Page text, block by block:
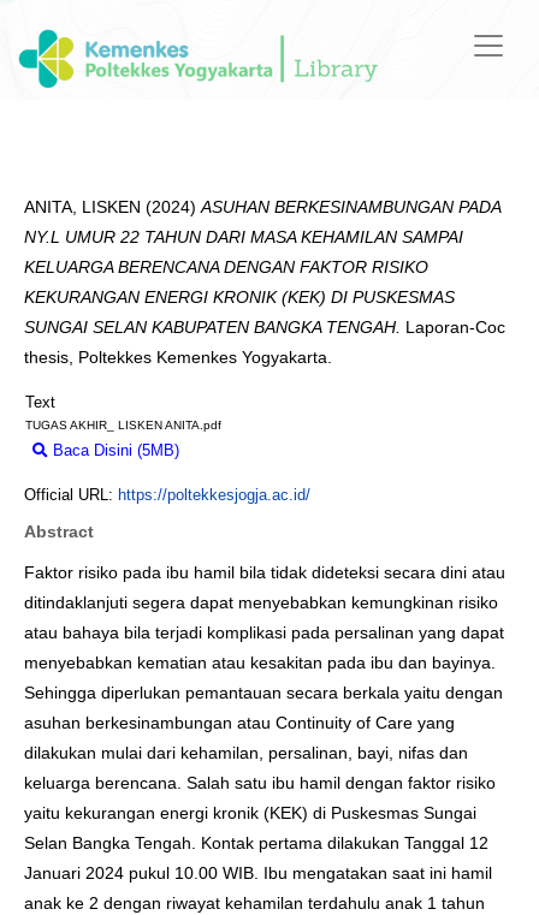
ANITA, LISKEN (2024)ASUHAN BERKESINAMBUNGAN PADA
NY.L UMUR 22 TAHUN DARI MASA KEHAMILAN SAMPAI
KELUARGA BERENCANA DENGAN FAKTOR RISIKO
KEKURANGAN ENERGI KRONIK (KEK) DI PUSKESMAS
SUNGAI SELAN KABUPATEN BANGKA TENGAH. Laporan-Coc
thesis, Poltekkes Kemenkes Yogyakarta.
Text
TUGAS AKHIR_ LISKEN ANITA.pdf
Baca Disini (5MB)
Official URL: https://poltekkesjogja.ac.id/
Abstract
Faktor risiko pada ibu hamil bila tidak dideteksi secara dini atau
ditindaklanjuti segera dapat menyebabkan kemungkinan risiko
atau bahaya bila terjadi komplikasi pada persalinan yang dapat
menyebabkan kematian atau kesakitan pada ibu dan bayinya.
Sehingga diperlukan pemantauan secara berkala yaitu dengan
asuhan berkesinambungan atau Continuity of Care yang
dilakukan mulai dari kehamilan, persalinan, bayi, nifas dan
keluarga berencana. Salah satu ibu hamil dengan faktor risiko
yaitu kekurangan energi kronik (KEK) di Puskesmas Sungai
Selan Bangka Tengah. Kontak pertama dilakukan Tanggal 12
Januari 2024 pukul 10.00 WIB. Ibu mengatakan saat ini hamil
anak ke 2 dengan riwayat kehamilan terdahulu anak 1 tahun